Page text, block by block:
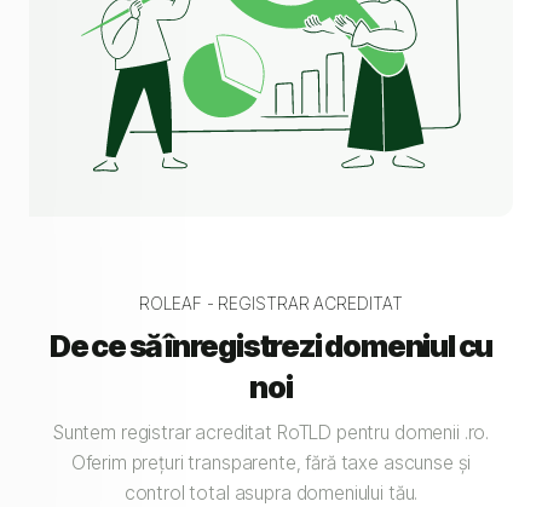
ROLEAF - REGISTRAR ACREDITAT
De ce să înregistrezi domeniul cu
noi
Suntem registrar acreditat RoTLD pentru domenii .ro.
Oferim prețuri transparente, fără taxe ascunse și
control total asupra domeniului tău.